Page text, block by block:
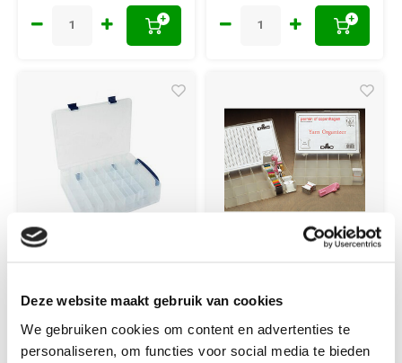
Deze website maakt gebruik van cookies
We gebruiken cookies om content en advertenties te
personaliseren, om functies voor social media te bieden
+ +
Opbergbox voor 33
x 26.5 x 8 cm
wikkelkaartjes